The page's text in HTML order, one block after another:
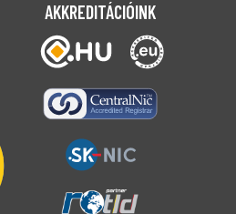
AKKREDITÁCIÓINK